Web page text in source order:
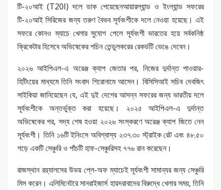
টি-২০আই (T20I) দলে ডাক পেয়েছেনআয়ারল্যান্ড ও ইংল্যান্ড সফরের
টি-২০আই সিরিজের জন্য তরুণ বৈভব সূর্যবংশীকে দলে নেওয়া হয়েছে। এই
সফরে কোনও ম্যাচে খেলার সুযোগ পেলে সূর্যবংশী ভারতের হয়ে সর্বকনিষ্ঠ
ক্রিকেটার হিসেবে অভিষেকের শচিন তেন্ডুলকরের রেকর্ডটি ভেঙে দেবেন।
২০২৬ আইপিএল-এ অরেঞ্জ ক্যাপ জেতার পর, নিজের দুর্দান্ত পাওয়ার-
হিটিংয়ের মাধ্যমে তিনি সংবাদ শিরোনামে আসেন। বিসিসিআই সচিব দেবজিৎ
সাইকিয়া জানিয়েছেন যে, এই দুই দেশের আসন্ন সফরের জন্য ভারতীয় দলে
সূর্যবংশীকে অন্তর্ভুক্ত করা হয়েছে। ২০২৫ আইপিএল-এ দুর্দান্ত
অভিষেকের পর, সদ্য শেষ হওয়া ২০২৬ সংস্করণে অরেঞ্জ ক্যাপ জিতে নেন
সূর্যবংশী। তিনি ১৬টি ইনিংসে অবিশ্বাস্য ২৩৭.৩০ স্ট্রাইক রেট এবং ৪৮.৫০
গড়ে একটি সেঞ্চুরি ও পাঁচটি হাফ-সেঞ্চুরিসহ ৭৭৬ রান করেছেন।
রাজস্থান রয়্যালসের উভয় প্লে-অফ ম্যাচেই সূর্যবংশী সামান্যর জন্য সেঞ্চুরি
মিস করেন। এলিমিনেটরে সানরাইজার্স হায়দরাবাদের বিরুদ্ধে খেলার সময়, তিনি